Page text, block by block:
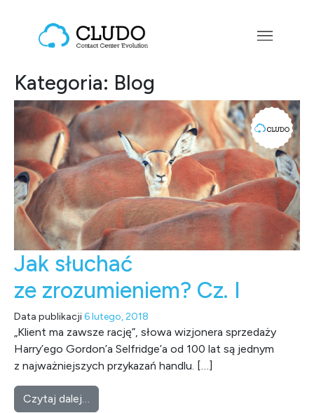
Main Navigation
Kategoria: Blog
Jak słuchać
ze zrozumieniem? Cz. I
Data publikacji6 lutego, 2018
„Klient ma zawsze rację”, słowa wizjonera sprzedaży
Harry’ego Gordon’a Selfridge’a od 100 lat są jednym
z najważniejszych przykazań handlu. […]
Czytaj dalej…